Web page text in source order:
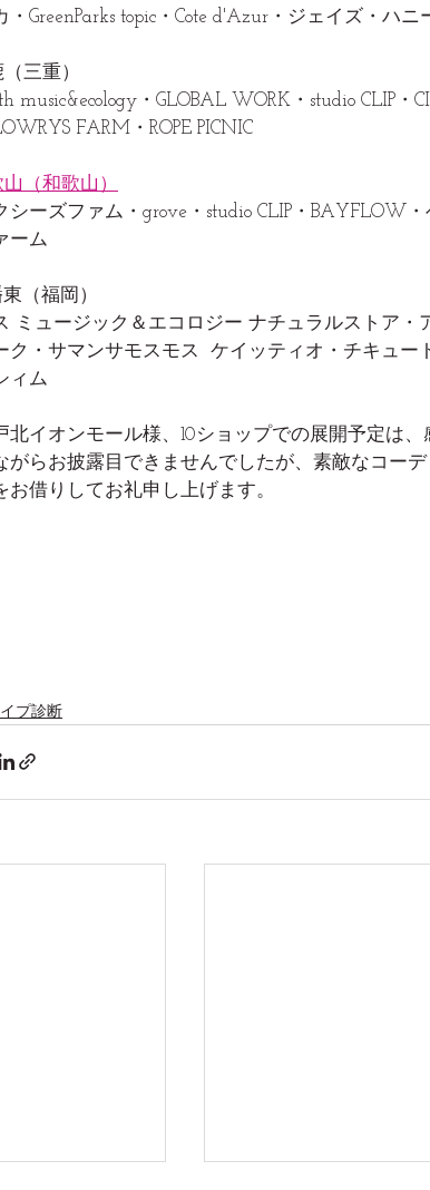
・GreenParks topic・Cote d'Azur・ジェイズ・ハ
三重）
music&ecology・GLOBAL WORK・studio CLIP
FARM・ROPE PICNIC
（和歌山）
シーズファム・grove・studio CLIP・BAYFLOW
ーム
（福岡）
ミュージック＆エコロジー ナチュラルストア
ク・サマンサモスモス  ケイッティオ・チキュー
ィム
イオンモール様、10ショップでの展開予定は、
がらお披露目できませんでしたが、素敵なコー
お借りしてお礼申し上げます。
プ診断